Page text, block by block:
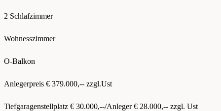
2 Schlafzimmer
Wohnesszimmer
O-Balkon
Anlegerpreis € 379.000,-- zzgl.Ust
Tiefgaragenstellplatz € 30.000,--/Anleger € 28.000,-- zzgl. Ust